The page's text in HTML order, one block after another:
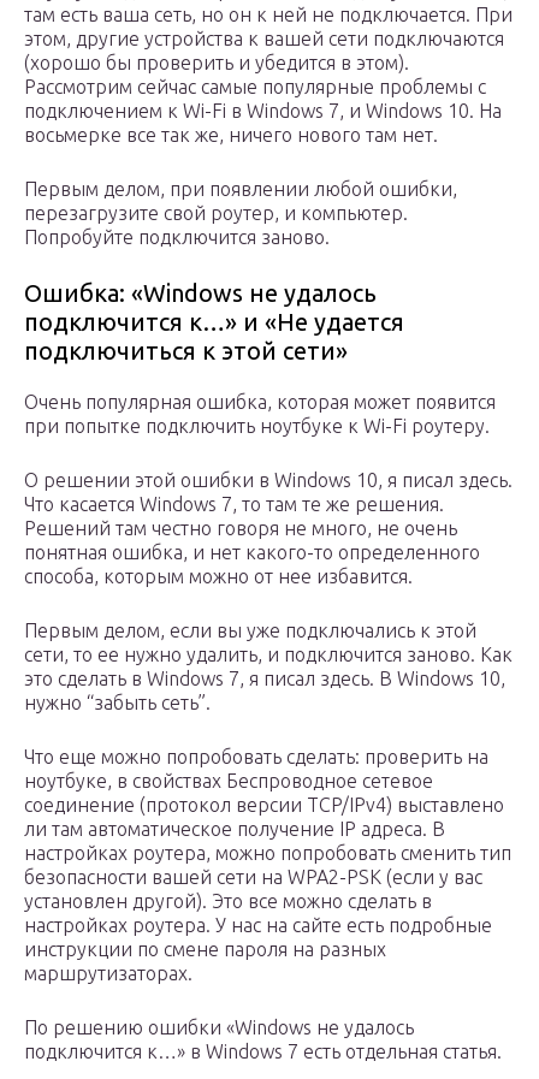
там есть ваша сеть, но он к ней не подключается. При
этом, другие устройства к вашей сети подключаются
(хорошо бы проверить и убедится в этом).
Рассмотрим сейчас самые популярные проблемы с
подключением к Wi-Fi в Windows 7, и Windows 10. На
восьмерке все так же, ничего нового там нет.
Первым делом, при появлении любой ошибки,
перезагрузите свой роутер, и компьютер.
Попробуйте подключится заново.
Ошибка: «Windows не удалось
подключится к…» и «Не удается
подключиться к этой сети»
Очень популярная ошибка, которая может появится
при попытке подключить ноутбуке к Wi-Fi роутеру.
О решении этой ошибки в Windows 10, я писал здесь.
Что касается Windows 7, то там те же решения.
Решений там честно говоря не много, не очень
понятная ошибка, и нет какого-то определенного
способа, которым можно от нее избавится.
Первым делом, если вы уже подключались к этой
сети, то ее нужно удалить, и подключится заново. Как
это сделать в Windows 7, я писал здесь. В Windows 10,
нужно “забыть сеть”.
Что еще можно попробовать сделать: проверить на
ноутбуке, в свойствах Беспроводное сетевое
соединение (протокол версии TCP/IPv4) выставлено
ли там автоматическое получение IP адреса. В
настройках роутера, можно попробовать сменить тип
безопасности вашей сети на WPA2-PSK (если у вас
установлен другой). Это все можно сделать в
настройках роутера. У нас на сайте есть подробные
инструкции по смене пароля на разных
маршрутизаторах.
По решению ошибки «Windows не удалось
подключится к…» в Windows 7 есть отдельная статья.